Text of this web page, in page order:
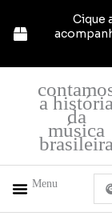
para
Cique
a
da
música
brasileira
Menu